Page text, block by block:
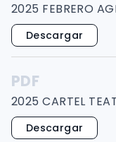
2025 FEBRERO
Descargar
PDF
2025 CARTEL
Descargar